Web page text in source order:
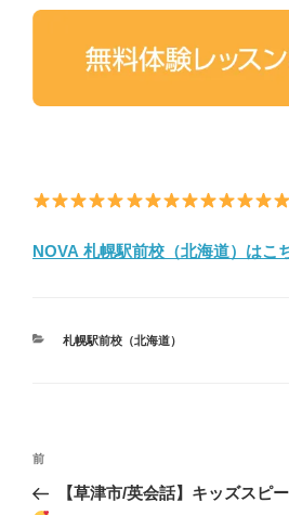
NOVA 札幌駅前校（北海道）はこ
カ
札幌駅前校（北海道）
投
ナ
前
の
前
【草津市/英会話】キッズスピ